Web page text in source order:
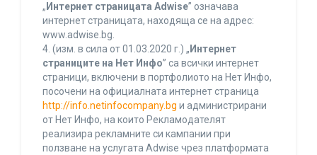
„ Интернет страницата Adwise” означава
интернет страницата, находяща се на адрес:
www.adwise.bg.
4. (изм. в сила от 01.03.2020 г.) „ Интернет
страниците на Нет Инфо” са всички интернет
страници, включени в портфолиото на Нет Инфо,
посочени на официалната интернет страница
http://info.netinfocompany.bg и администрирани
от Нет Инфо, на които Рекламодателят
реализира рекламните си кампании при
ползване на услугата Adwise чрез платформата